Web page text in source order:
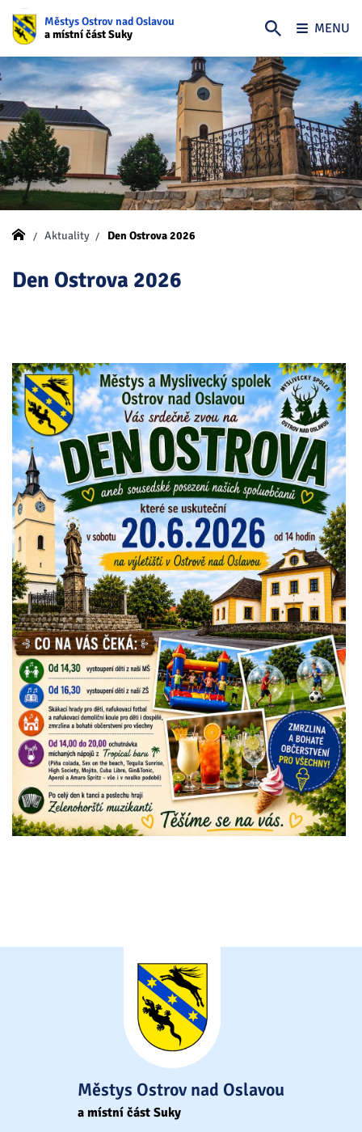
Aktuality Den Ostrova 2026
Den Ostrova 2026
Městys Ostrov nad Oslavou
a místní část Suky
Městys Ostrov nad Oslavou
a místní část Suky
MENU